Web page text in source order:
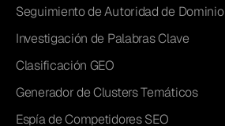
Seguimiento de Autoridad de Dominio
Investigación de Palabras Clave
Clasificación GEO
Generador de Clusters Temáticos
Espía de Competidores SEO